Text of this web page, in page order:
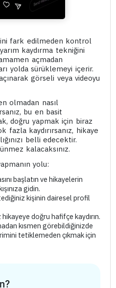
fark edilmeden kontrol
kaydırma tekniğini
açmadan
yolda sürüklemeyi içerir.
görseli veya videoyu
olmadan nasıl
bu en basit
doğru yapmak için biraz
fazla kaydırırsanız, hikaye
belli edecektir.
kalacaksınız.
yolu:
başlatın ve hikayelerin
gidin.
kişinin dairesel profil
doğru hafifçe kaydırın.
kısmen görebildiğinizde
tetiklemeden çıkmak için